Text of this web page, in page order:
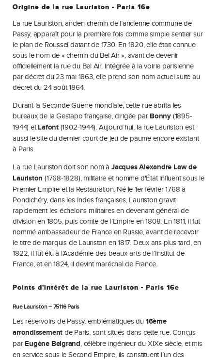
Origine de la rue Lauriston - Paris 16e
La rue Lauriston, ancien chemin de l’ancienne commune de
Passy, apparaît pour la première fois comme simple sentier sur
le plan de Roussel datant de 1730. En 1820, elle était connue
sous le nom de « chemin du Bel Air », avant de devenir
officiellement la rue du Bel Air. Intégrée à la voirie parisienne
par décret du 23 mai 1863, elle prend son nom actuel suite au
décret du 24 août 1864.
Durant la Seconde Guerre mondiale, cette rue abrita les
bureaux de la Gestapo française, dirigée par Bonny (1895-
1944) etLafont(1902-1944). Aujourd’hui, la rue Lauriston est
aussi le site du dernier court de jeu de paume encore existant
à Paris.
​La rue Lauriston doit son nom àJacques Alexandre Law de
Lauriston (1768-1828), militaire et homme d'État influent sous le
Premier Empire et la Restauration. Né le 1er février 1768 à
Pondichéry, dans les Indes françaises, Lauriston gravit
rapidement les échelons militaires en devenant général de
division en 1805, puis comte de l’Empire en 1808. En 1811, il fut
nommé ambassadeur de France en Russie, avant de recevoir
le titre de marquis de Lauriston en 1817. Deux ans plus tard, en
1822, il fut élu à l’Académie des beaux-arts de l’Institut de
France, et en 1824, il devint maréchal de France.
Points d'intérêt de la rue Lauriston - Paris 16e
Rue Lauriston – 75116 Paris
Les réservoirs de Passy, emblématiques du 16ème
arrondissement de Paris, sont situés dans cette rue. Conçus
par Eugène Belgrand, célèbre ingénieur du XIXe siècle, et mis
en service sous le Second Empire, ils constituent l’un des